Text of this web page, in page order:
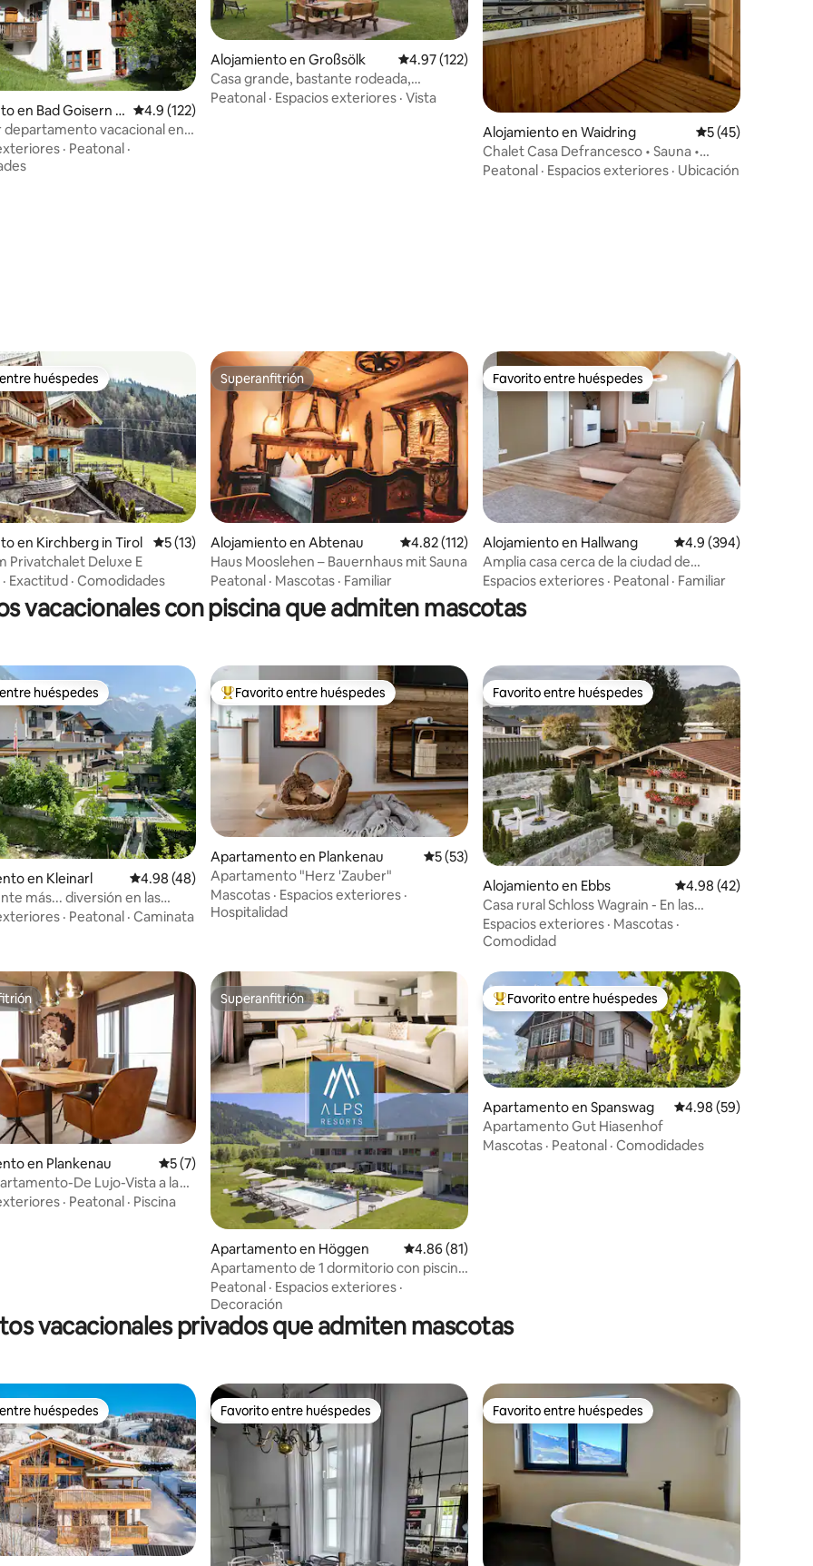
de 5, 20 reseñas
en Bad Goisern a
Calificación promedio: 4.9 de 5, 122 reseñas
4.9 (122)
vacacional en
con jardín
· Peatonal ·
Alojamiento en Großsölk Calificación promedio: 4.97 de 5, 122 reseñas
4.97 (122)
Casa grande, bastante rodeada,
hermoso jardín
Peatonal · Espacios exteriores · Vista
Alojamiento en Waidring Calificación
5 (45)
Chalet Casa Defrancesco • Sauna •
Bañera independiente
Peatonal · Espacios exteriores · Ubicación
5 de 5, 15 reseñas
huéspedes
huéspedes
en Kirchberg in Tirol Calificación promedio: 5 de 5, 13 reseñas
5 (13)
Privatchalet Deluxe E
· Exactitud · Comodidades
Superanfitrión
Superanfitrión
Alojamiento en Abtenau Calificación promedio: 4.82 de 5, 112 reseñas
4.82 (112)
Haus Mooslehen – Bauernhaus mit Sauna
Peatonal · Mascotas · Familiar
Favorito entre huéspedes
Favorito entre huéspedes
Alojamiento en Hallwang Calificación
4.9 (394)
Amplia casa cerca de la ciudad de
Salzburgo/zona del lago
Espacios exteriores · Peatonal · Familiar
vacacionales con piscina que admiten mascotas
de 5, 34 reseñas
huéspedes
huéspedes
en Kleinarl Calificación promedio: 4.98 de 5, 48 reseñas
4.98 (48)
más... diversión en las
· Peatonal · Caminata
Favorito entre huéspedes preferido
Favorito entre huéspedes
Apartamento en Plankenau Calificación promedio: 5 de 5, 53 reseñas
5 (53)
Apartamento "Herz 'Zauber"
Mascotas · Espacios exteriores ·
Hospitalidad
Favorito entre huéspedes
Favorito entre huéspedes
Alojamiento en Ebbs Calificación
4.98 (42)
Casa rural Schloss Wagrain - En las
montañas Kaiser
Espacios exteriores · Mascotas ·
Comodidad
de 5, 163 reseñas
en Plankenau Calificación promedio: 5 de 5, 7 reseñas
5 (7)
De Lujo-Vista a la
· Peatonal · Piscina
Superanfitrión
Superanfitrión
Apartamento en Höggen Calificación promedio: 4.86 de 5, 81 reseñas
4.86 (81)
Apartamento de 1 dormitorio con piscina
de verano
Peatonal · Espacios exteriores ·
Decoración
Favorito entre huéspedes preferido
Favorito entre huéspedes
Apartamento en Spanswag Calificación
4.98 (59)
Apartamento Gut Hiasenhof
Mascotas · Peatonal · Comodidades
vacacionales privados que admiten mascotas
huéspedes
huéspedes Favorito entre huéspedes
Favorito entre huéspedes Favorito entre huéspedes
Favorito entre huéspedes